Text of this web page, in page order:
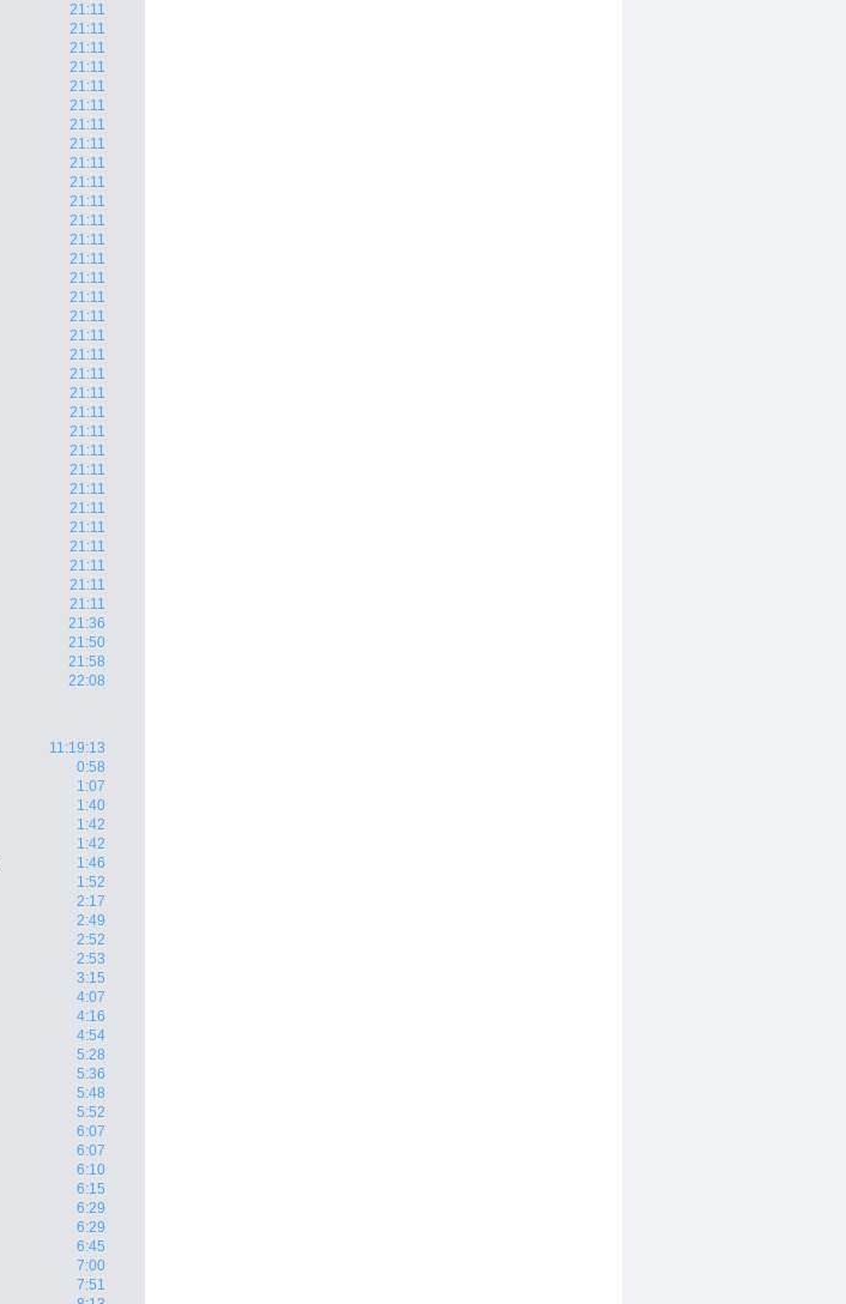
21:11
21:11
21:11
21:11
21:11
21:11
21:11
21:11
21:11
21:11
21:11
21:11
21:11
21:11
21:11
21:11
21:11
21:11
21:11
21:11
21:11
21:11
21:11
21:11
21:11
21:11
21:11
21:11
21:11
21:11
21:11
21:11
21:36
21:50
21:58
22:08
11:19:13
0:58
1:07
1:40
1:42
1:42
1:46
1:52
2:17
2:49
2:52
2:53
3:15
4:07
4:16
4:54
5:28
5:36
5:48
5:52
6:07
6:07
6:10
6:15
6:29
6:29
6:45
7:00
7:51